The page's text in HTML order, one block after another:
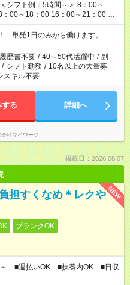
シフト例：5時間～＞ 8：00～
00～18：00 16：00～21：00 ＜
00～19：00 ・13：00～22：00 ・
ご希望をお聞かせください！
単発1日のみから働けます。
履歴書不要 / 40～50代活躍中 / 副
/ シフト勤務 / 10名以上の大量募
スキル不要
する 詳細へ
会社マイワーク
掲載日：2026.08.07
NEW
担すくなめ＊レクや
ブランクOK
～ ■週払いOK ■扶養内OK ■日収